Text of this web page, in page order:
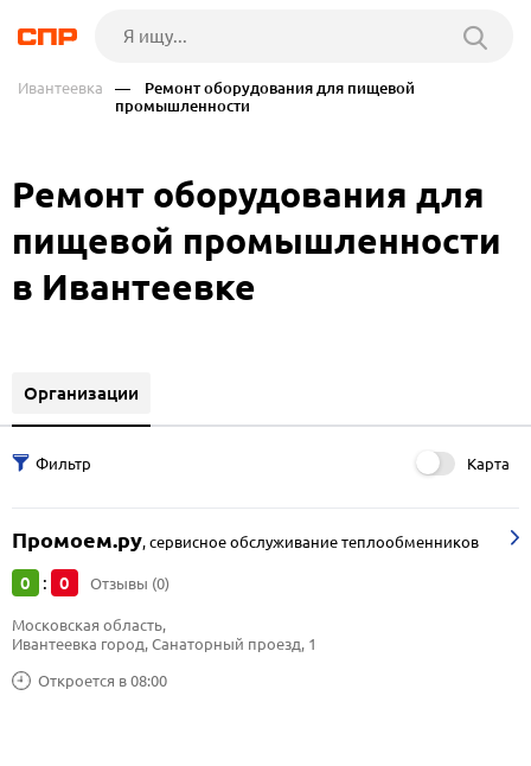
Ивантеевка
— Ремонт оборудования для пищевой
промышленности
Ремонт оборудования для
пищевой промышленности
в Ивантеевке
Организации
Карта
Промоем.ру,сервисное обслуживание теплообменников
0 : 0 Отзывы (0)
Откроется в 08:00
Московская область,
Ивантеевка город, Санаторный проезд, 1